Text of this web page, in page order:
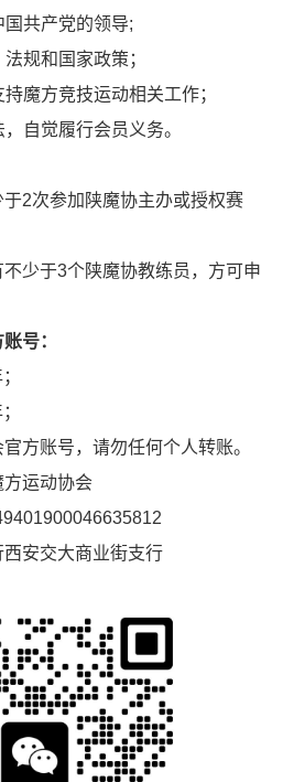
共产党的领导;
规和国家政策；
魔方竞技运动相关工作；
自觉履行会员义务。
2次参加陕魔协主办或授权赛
少于3个陕魔协教练员 ，方可申
号：
方账号，请勿任何个人转账。
运动协会
安交大商业街支行